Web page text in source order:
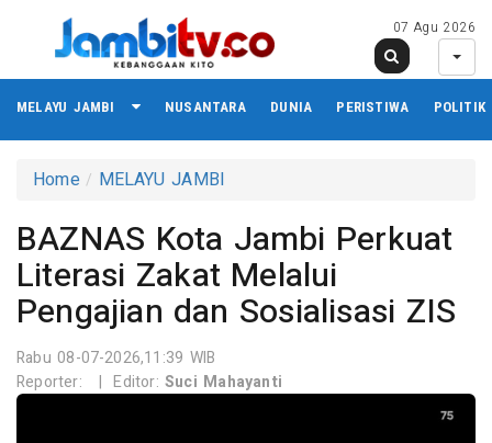
07 Agu 2026
MELAYU JAMBI NUSANTARA DUNIA PERISTIWA POLITIK
Home MELAYU JAMBI
BAZNAS Kota Jambi Perkuat
Literasi Zakat Melalui
Pengajian dan Sosialisasi ZIS
Rabu 08-07-2026,11:39 WIB
Reporter:
| Editor:Suci Mahayanti